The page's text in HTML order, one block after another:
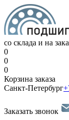
со склада и на
0
0
0
Корзина заказа
Санкт-Петербург
Заказать звонок